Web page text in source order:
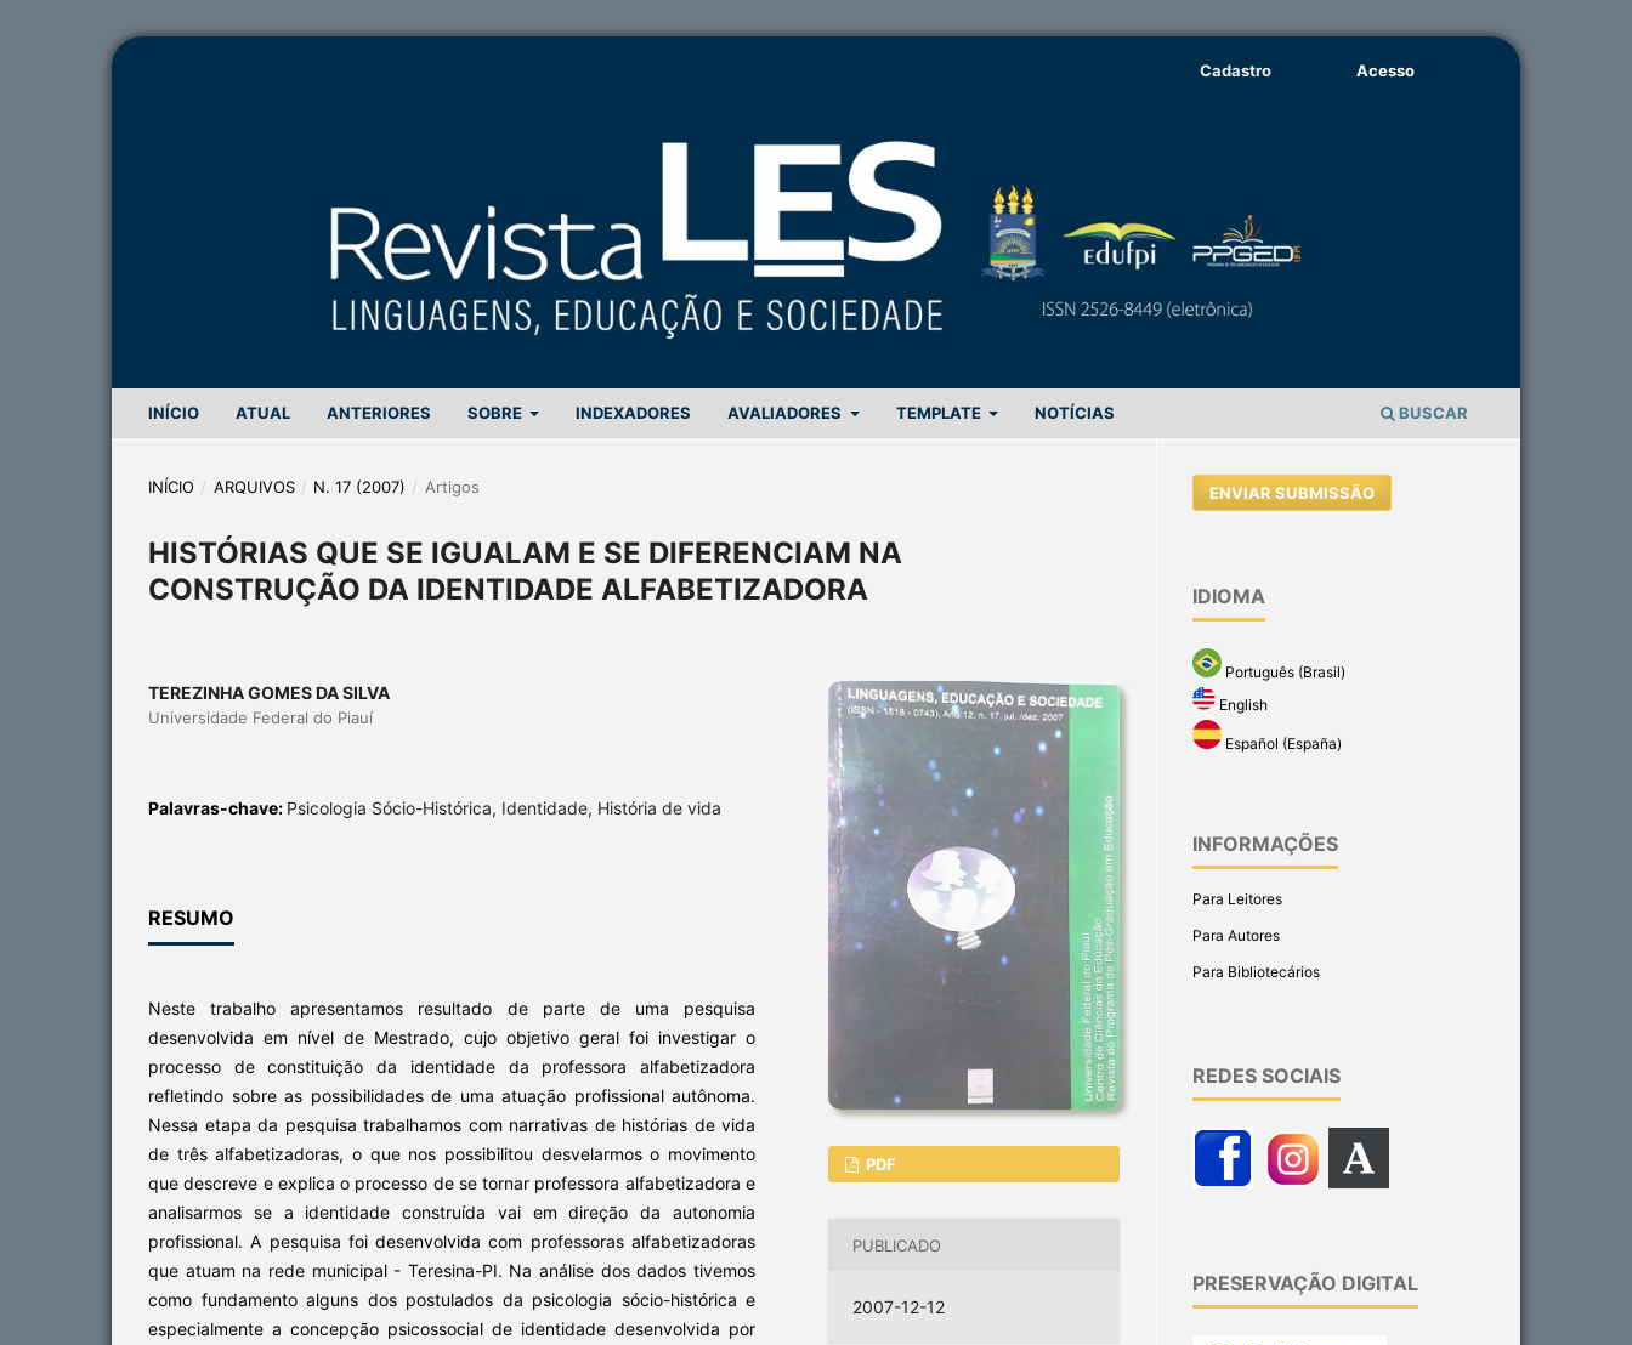
INÍCIO ATUAL ANTERIORES SOBRE INDEXADORES AVALIADORES TEMPLATE NOTÍCIAS BUSCAR
Cadastro Acesso
INÍCIO / ARQUIVOS / N. 17 (2007) / Artigos
HISTÓRIAS QUE SE IGUALAM E SE DIFERENCIAM NA
CONSTRUÇÃO DA IDENTIDADE ALFABETIZADORA
TEREZINHA GOMES DA SILVA
Universidade Federal do Piauí
Palavras-chave: Psicologia Sócio-Histórica, Identidade, História de vida
RESUMO
Neste trabalho apresentamos resultado de parte de uma pesquisa
desenvolvida em nível de Mestrado, cujo objetivo geral foi investigar o
processo de constituição da identidade da professora alfabetizadora
refletindo sobre as possibilidades de uma atuação profissional autônoma.
Nessa etapa da pesquisa trabalhamos com narrativas de histórias de vida
de três alfabetizadoras, o que nos possibilitou desvelarmos o movimento
que descreve e explica o processo de se tornar professora alfabetizadora e
analisarmos se a identidade construída vai em direção da autonomia
profissional. A pesquisa foi desenvolvida com professoras alfabetizadoras
que atuam na rede municipal - Teresina-PI. Na análise dos dados tivemos
como fundamento alguns dos postulados da psicologia sócio-histórica e
especialmente a concepção psicossocial de identidade desenvolvida por
PDF
PUBLICADO
2007-12-12
ENVIAR SUBMISSÃO
IDIOMA
Português (Brasil)
English
Español (España)
INFORMAÇÕES
Para Leitores
Para Autores
Para Bibliotecários
REDES SOCIAIS
PRESERVAÇÃO DIGITAL